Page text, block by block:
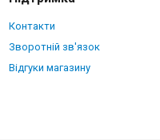
Контакти
Зворотній зв'язок
Відгуки магазину